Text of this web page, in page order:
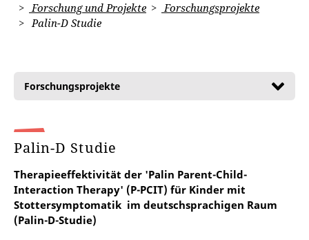
Forschung und Projekte
Forschungsprojekte
Palin-D Studie
Forschungsprojekte
Palin-D Studie
Therapieeffektivität der 'Palin Parent-Child-
Interaction Therapy' (P-PCIT) für Kinder mit
Stottersymptomatik im deutschsprachigen Raum
(Palin-D-Studie)